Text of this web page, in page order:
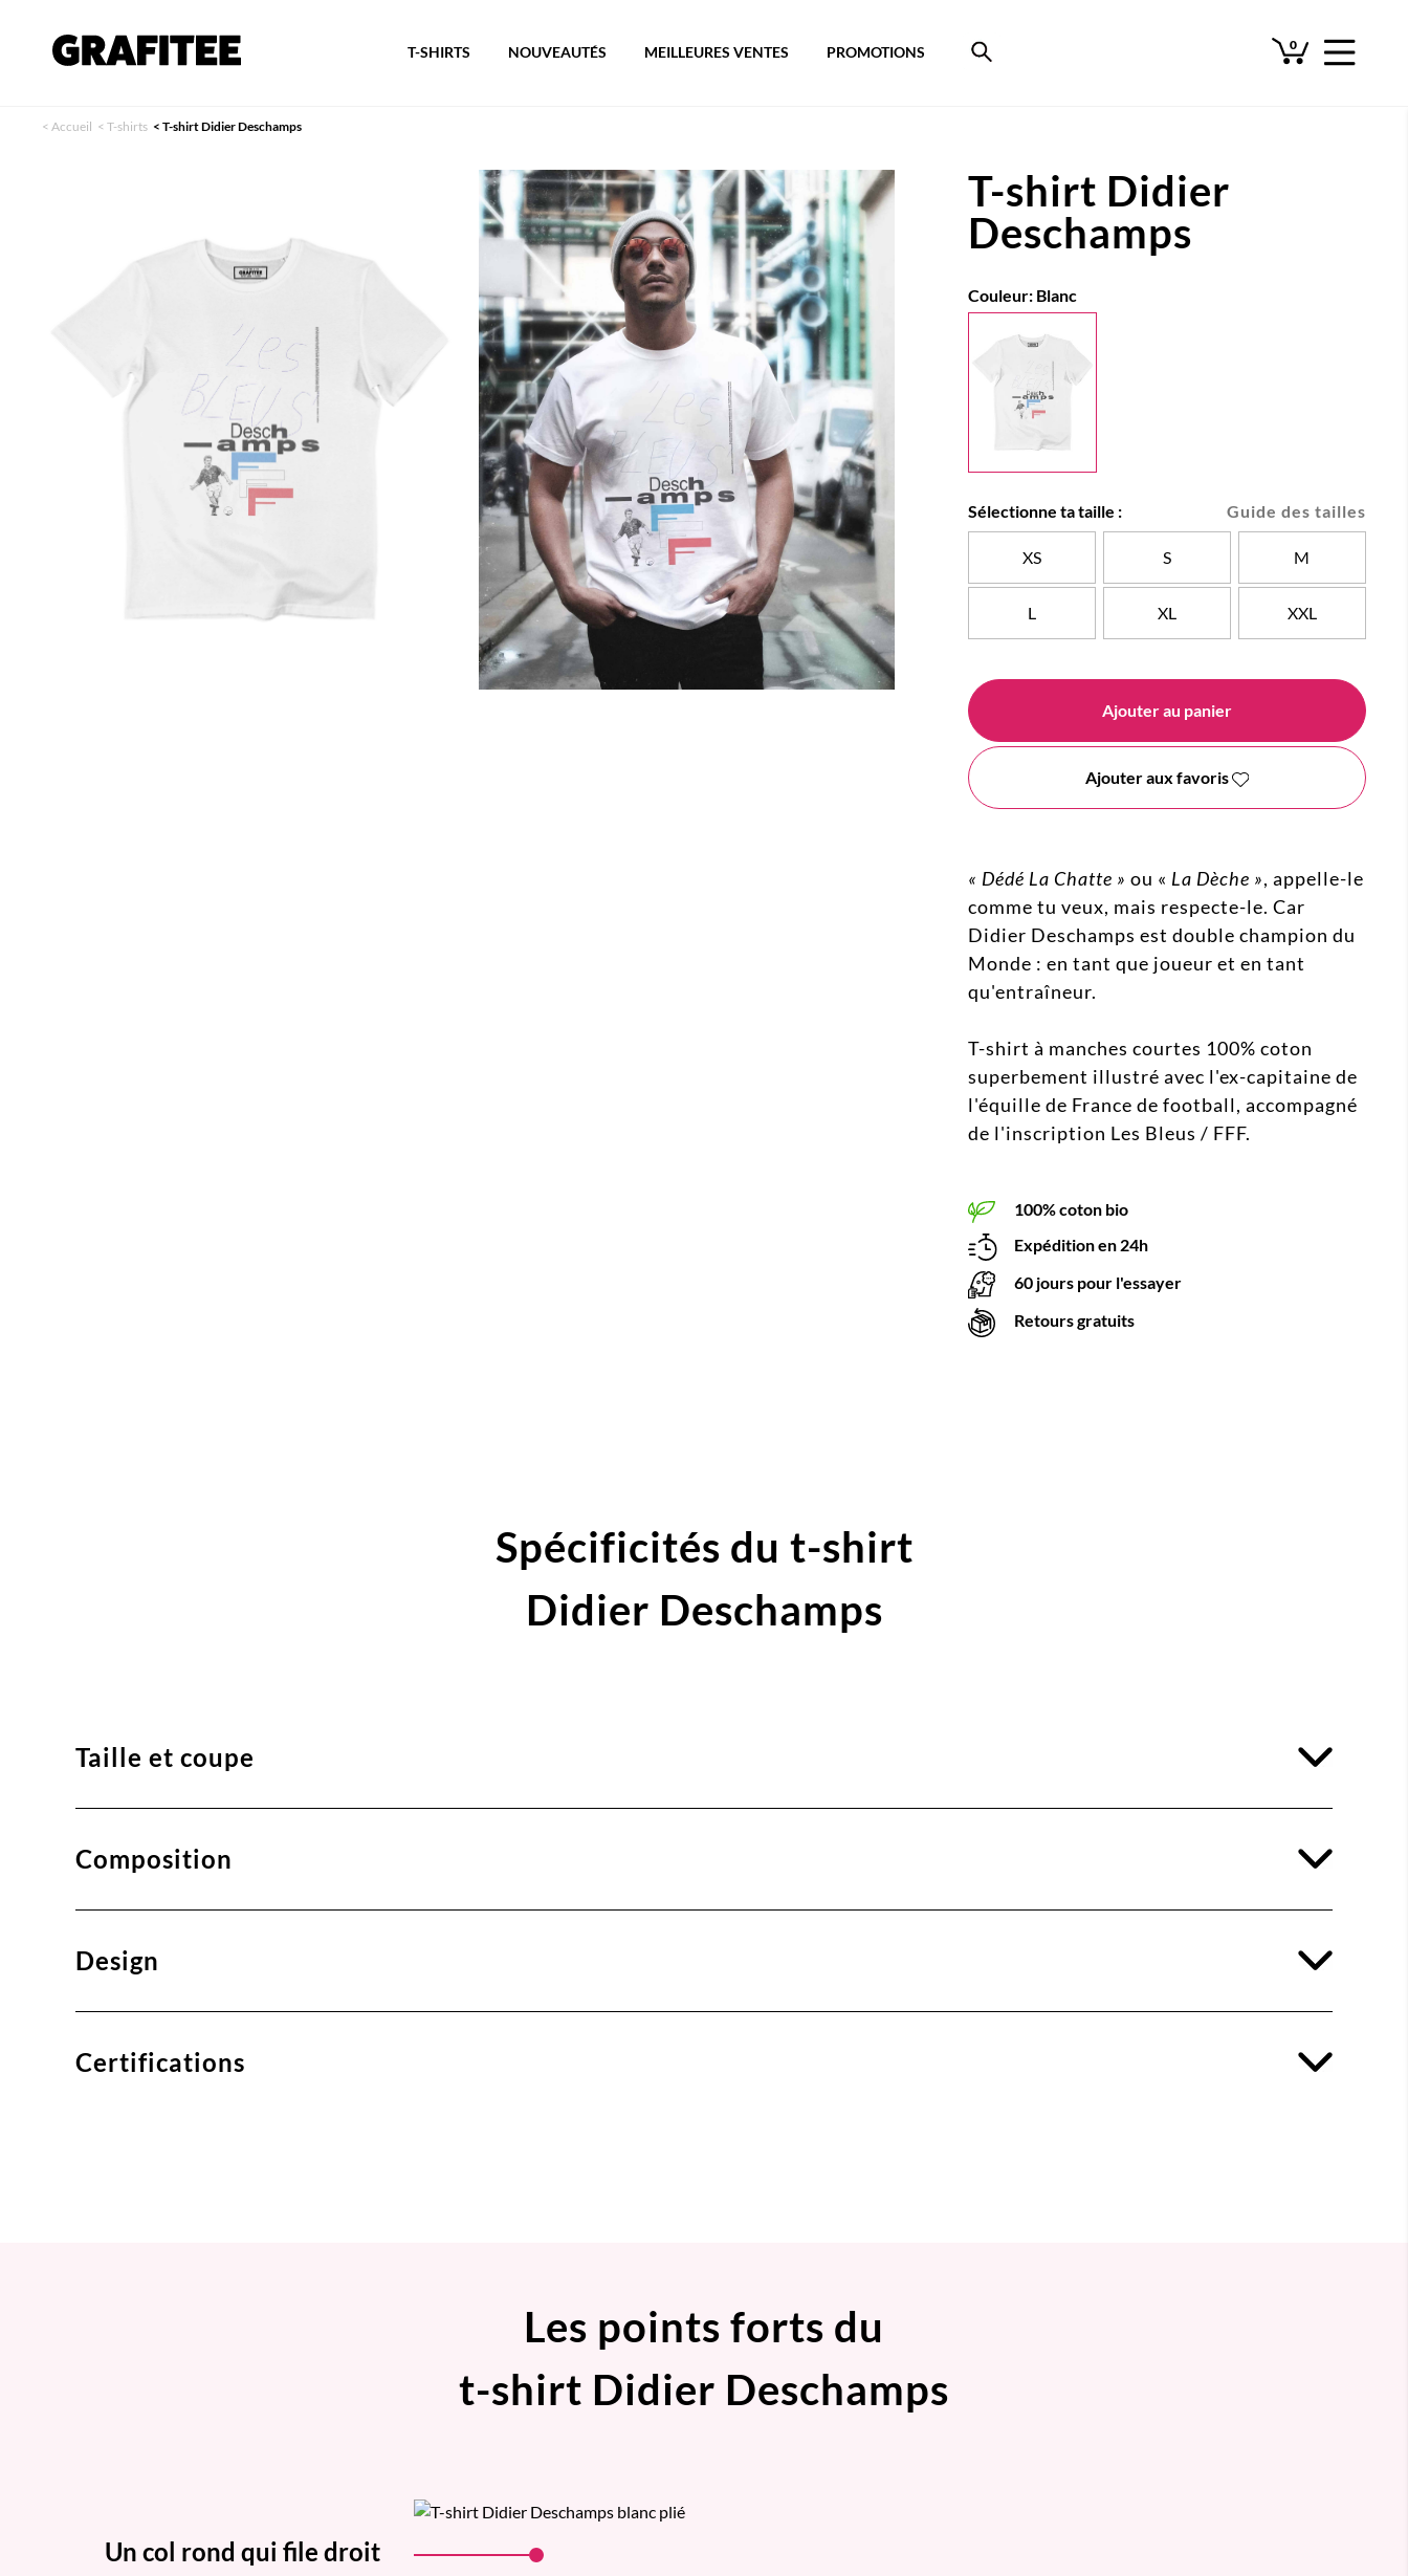
0
T-SHIRTS NOUVEAUTÉS MEILLEURES VENTES PROMOTIONS
< Accueil < T-shirts < T-shirt Didier Deschamps
T-shirt Didier
Deschamps
Couleur: Blanc
Guide des tailles
Sélectionne ta taille :
XS S M
L XL XXL
Ajouter au panier
Ajouter aux favoris
« Dédé La Chatte » ou « La Dèche », appelle-le
comme tu veux, mais respecte-le. Car
Didier Deschamps est double champion du
Monde : en tant que joueur et en tant
qu'entraîneur.
T-shirt à manches courtes 100% coton
superbement illustré avec l'ex-capitaine de
l'équille de France de football, accompagné
de l'inscription Les Bleus / FFF.
100% coton bio
Expédition en 24h
60 jours pour l'essayer
Retours gratuits
Spécificités du t-shirt
Didier Deschamps
Taille et coupe
Composition
Design
Certifications
Les points forts du
t-shirt Didier Deschamps
Un col rond qui file droit